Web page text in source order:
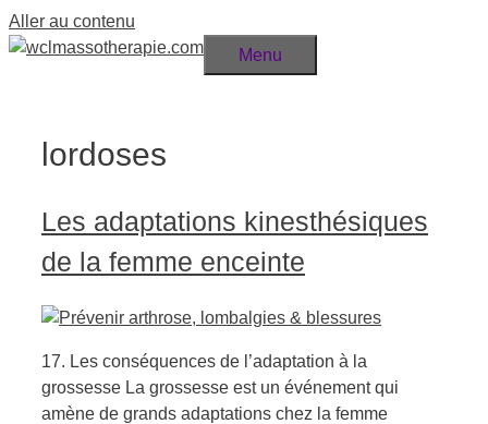
Aller au contenu
Menu
lordoses
Les adaptations kinesthésiques
de la femme enceinte
17. Les conséquences de l’adaptation à la
grossesse La grossesse est un événement qui
amène de grands adaptations chez la femme